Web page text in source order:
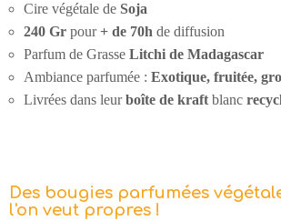
Cire végétale de Soja
240 Gr pour+ de 70h de diffusion
Parfum de Grasse Litchi de Madagascar
Ambiance parfumée : Exotique, fruitée,
Livrées dans leurboîte de kraft blanc
Des bougies parfumées
l'on veut propres !